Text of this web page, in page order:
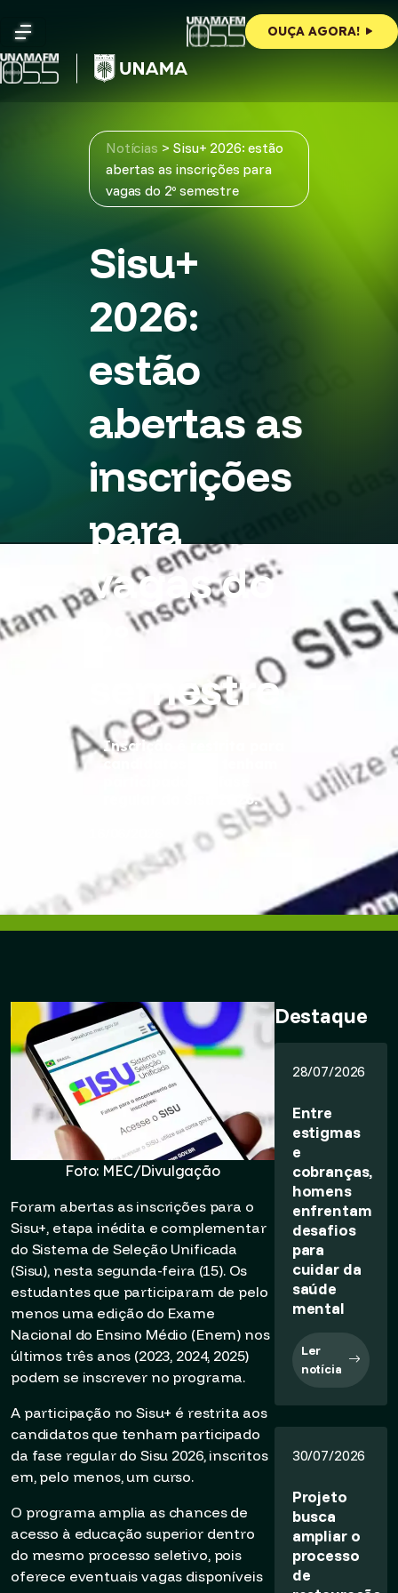
content
OUÇA AGORA!
Notícias > Sisu+ 2026: estão
abertas as inscrições para
vagas do 2º semestre
Sisu+
2026:
estão
abertas as
inscrições
para
vagas do
semestre
Inscrição é restrita para
candidatos que tenham
regular do Sisu 2026.
Foto: MEC/Divulgação
Foram abertas as inscrições para o
Sisu+, etapa inédita e complementar
do Sistema de Seleção Unificada
(Sisu), nesta segunda-feira (15). Os
estudantes que participaram de pelo
menos uma edição do Exame
Nacional do Ensino Médio (Enem) nos
últimos três anos (2023, 2024, 2025)
podem se inscrever no programa.
A participação no Sisu+ é restrita aos
candidatos que tenham participado
da fase regular do Sisu 2026, inscritos
em, pelo menos, um curso.
O programa amplia as chances de
acesso à educação superior dentro
do mesmo processo seletivo, pois
oferece eventuais vagas disponíveis
Destaque
28/07/2026
Entre
estigmas
e
cobranças,
homens
enfrentam
desafios
para
cuidar da
saúde
mental
Ler
notícia
30/07/2026
Projeto
busca
ampliar o
processo
de